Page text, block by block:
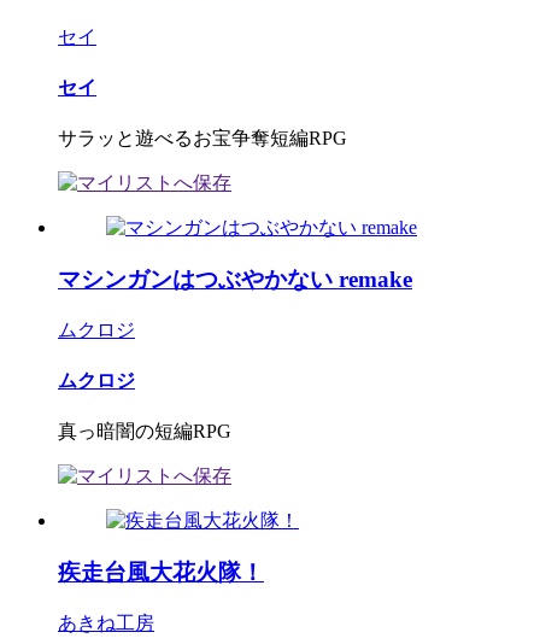
セイ
セイ
サラッと遊べるお宝争奪短編RPG
マシンガンはつぶやかない remake
ムクロジ
ムクロジ
真っ暗闇の短編RPG
疾走台風大花火隊！
あきね工房